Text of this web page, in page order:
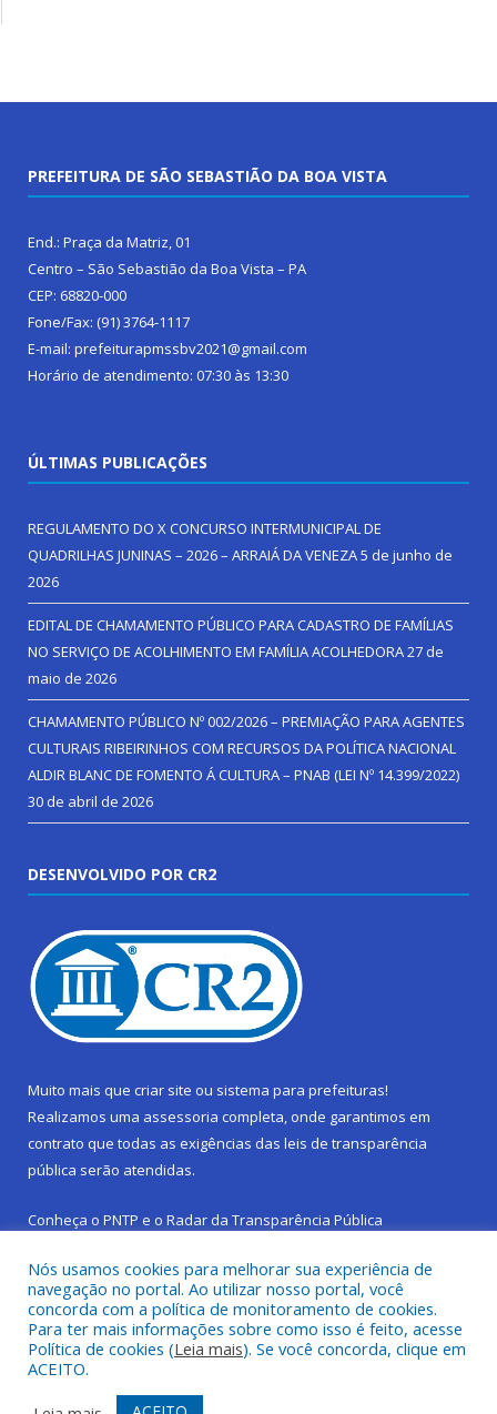
PREFEITURA DE SÃO SEBASTIÃO DA BOA VISTA
End.: Praça da Matriz, 01
Centro – São Sebastião da Boa Vista – PA
CEP: 68820-000
Fone/Fax: (91) 3764-1117
E-mail: prefeiturapmssbv2021@gmail.com
Horário de atendimento: 07:30 às 13:30
ÚLTIMAS PUBLICAÇÕES
REGULAMENTO DO X CONCURSO INTERMUNICIPAL DE
QUADRILHAS JUNINAS – 2026 – ARRAIÁ DA VENEZA5 de junho de
2026
EDITAL DE CHAMAMENTO PÚBLICO PARA CADASTRO DE FAMÍLIAS
NO SERVIÇO DE ACOLHIMENTO EM FAMÍLIA ACOLHEDORA27 de
maio de 2026
CHAMAMENTO PÚBLICO Nº 002/2026 – PREMIAÇÃO PARA AGENTES
CULTURAIS RIBEIRINHOS COM RECURSOS DA POLÍTICA NACIONAL
ALDIR BLANC DE FOMENTO Á CULTURA – PNAB (LEI Nº 14.399/2022)
30 de abril de 2026
DESENVOLVIDO POR CR2
Muito mais que criar site ou sistema para prefeituras!
Realizamos uma assessoria completa, onde garantimos em
contrato que todas as exigências das leis de transparência
pública serão atendidas.
Conheça o PNTP e o Radar da Transparência Pública
Todos os direitos reservados a Prefeitura Municipal de São
Sebastião da Boa Vista.
Frequência Online Mapa do Site
Nós usamos cookies para melhorar sua experiência de
navegação no portal. Ao utilizar nosso portal, você
concorda com a política de monitoramento de cookies.
Para ter mais informações sobre como isso é feito, acesse
Política de cookies (Leia mais). Se você concorda, clique em
ACEITO.